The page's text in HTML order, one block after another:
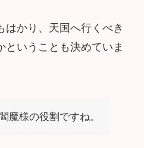
はかり、天国へ行くべき
ということも決めていま
魔様の役割ですね。